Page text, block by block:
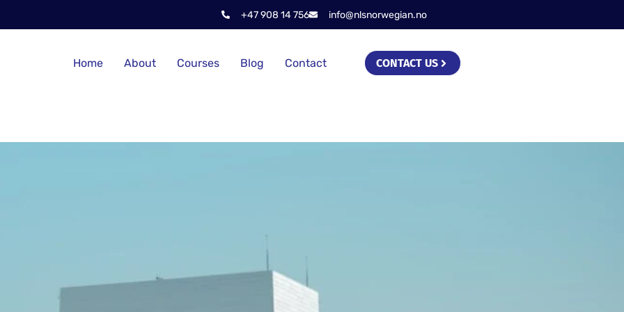
+47 908 14 756 info@nlsnorwegian.no
Home About Courses Blog Contact CONTACT US